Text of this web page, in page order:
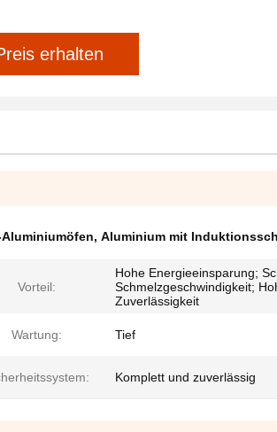
erhalten
, Aluminium mit
Vorteil:
Hohe Energieeinsparung;
Schmelzgeschwindigkeit;
Zuverlässigkeit
Wartung: Tief
Komplett und zuverlässig